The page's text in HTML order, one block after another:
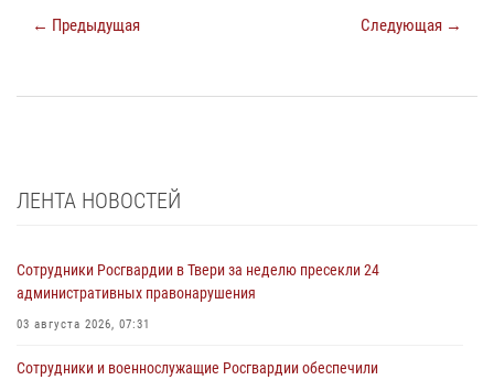
← Предыдущая Следующая →
ЛЕНТА НОВОСТЕЙ
Сотрудники Росгвардии в Твери за неделю пресекли 24
административных правонарушения
03 августа 2026, 07:31
Сотрудники и военнослужащие Росгвардии обеспечили